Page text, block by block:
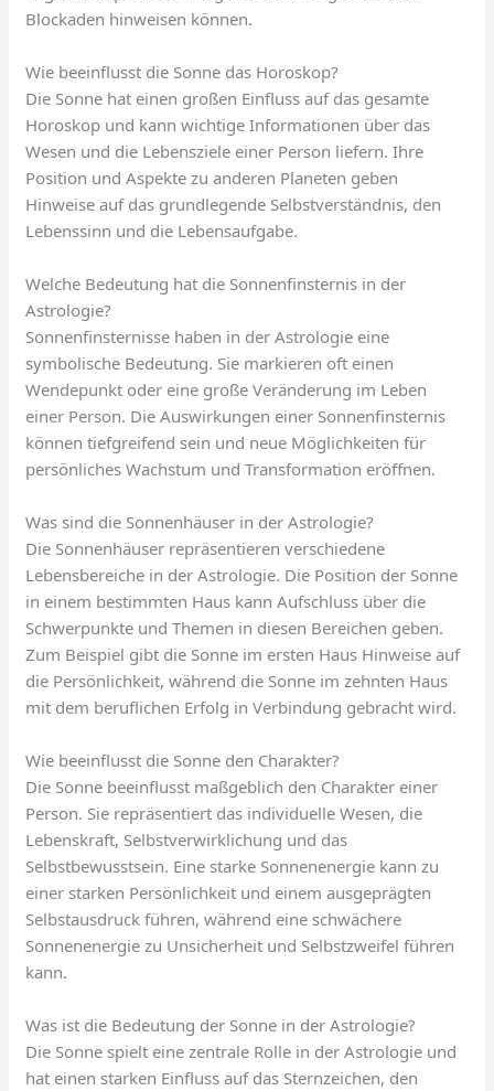
Blockaden hinweisen können.
Wie beeinflusst die Sonne das Horoskop?
Die Sonne hat einen großen Einfluss auf das gesamte
Horoskop und kann wichtige Informationen über das
Wesen und die Lebensziele einer Person liefern. Ihre
Position und Aspekte zu anderen Planeten geben
Hinweise auf das grundlegende Selbstverständnis, den
Lebenssinn und die Lebensaufgabe.
Welche Bedeutung hat die Sonnenfinsternis in der
Astrologie?
Sonnenfinsternisse haben in der Astrologie eine
symbolische Bedeutung. Sie markieren oft einen
Wendepunkt oder eine große Veränderung im Leben
einer Person. Die Auswirkungen einer Sonnenfinsternis
können tiefgreifend sein und neue Möglichkeiten für
persönliches Wachstum und Transformation eröffnen.
Was sind die Sonnenhäuser in der Astrologie?
Die Sonnenhäuser repräsentieren verschiedene
Lebensbereiche in der Astrologie. Die Position der Sonne
in einem bestimmten Haus kann Aufschluss über die
Schwerpunkte und Themen in diesen Bereichen geben.
Zum Beispiel gibt die Sonne im ersten Haus Hinweise auf
die Persönlichkeit, während die Sonne im zehnten Haus
mit dem beruflichen Erfolg in Verbindung gebracht wird.
Wie beeinflusst die Sonne den Charakter?
Die Sonne beeinflusst maßgeblich den Charakter einer
Person. Sie repräsentiert das individuelle Wesen, die
Lebenskraft, Selbstverwirklichung und das
Selbstbewusstsein. Eine starke Sonnenenergie kann zu
einer starken Persönlichkeit und einem ausgeprägten
Selbstausdruck führen, während eine schwächere
Sonnenenergie zu Unsicherheit und Selbstzweifel führen
kann.
Was ist die Bedeutung der Sonne in der Astrologie?
Die Sonne spielt eine zentrale Rolle in der Astrologie und
hat einen starken Einfluss auf das Sternzeichen, den